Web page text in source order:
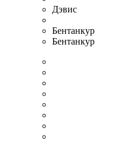
Дэвис
Бентанкур
Бентанкур